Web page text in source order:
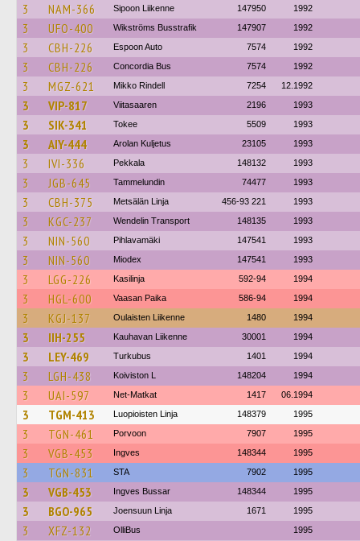
3 NAM-366 Sipoon Liikenne 147950 1992
3 UFO-400 Wikströms Busstrafik 147907 1992
3 CBH-226 Espoon Auto 7574 1992
3 CBH-226 Concordia Bus 7574 1992
3 MGZ-621 Mikko Rindell 7254 12.1992
3 VIP-817 Viitasaaren 2196 1993
3 SIK-341 Tokee 5509 1993
3 AIY-444 Arolan Kuljetus 23105 1993
3 IVI-336 Pekkala 148132 1993
3 JGB-645 Tammelundin 74477 1993
3 CBH-375 Metsälän Linja 456-93 221 1993
3 KGC-237 Wendelin Transport 148135 1993
3 NIN-560 Pihlavamäki 147541 1993
3 NIN-560 Miodex 147541 1993
3 LGG-226 Kasilinja 592-94 1994
3 HGL-600 Vaasan Paika 586-94 1994
3 KGJ-137 Oulaisten Liikenne 1480 1994
3 IIH-255 Kauhavan Liikenne 30001 1994
3 LEY-469 Turkubus 1401 1994
3 LGH-438 Koiviston L 148204 1994
3 UAI-597 Net-Matkat 1417 06.1994
3 TGM-413 Luopioisten Linja 148379 1995
3 TGN-461 Porvoon 7907 1995
3 VGB-453 Ingves 148344 1995
3 TGN-831 STA 7902 1995
3 VGB-453 Ingves Bussar 148344 1995
3 BGO-965 Joensuun Linja 1671 1995
3 XFZ-132 OlliBus 1995